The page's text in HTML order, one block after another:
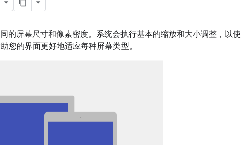
的屏幕尺寸和像素密度。系统会执行基本的缩放和大小调整，以使
您的界面更好地适应每种屏幕类型。